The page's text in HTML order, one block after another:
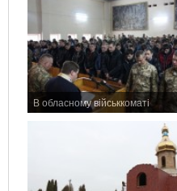
В обласному військкоматі